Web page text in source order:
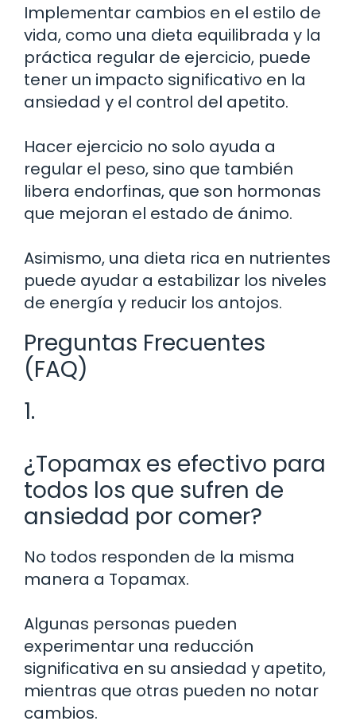
Implementar cambios en el estilo de
vida, como una dieta equilibrada y la
práctica regular de ejercicio, puede
tener un impacto significativo en la
ansiedad y el control del apetito.
Hacer ejercicio no solo ayuda a
regular el peso, sino que también
libera endorfinas, que son hormonas
que mejoran el estado de ánimo.
Asimismo, una dieta rica en nutrientes
puede ayudar a estabilizar los niveles
de energía y reducir los antojos.
Preguntas Frecuentes
(FAQ)
1.
¿Topamax es efectivo para
todos los que sufren de
ansiedad por comer?
No todos responden de la misma
manera a Topamax.
Algunas personas pueden
experimentar una reducción
significativa en su ansiedad y apetito,
mientras que otras pueden no notar
cambios.